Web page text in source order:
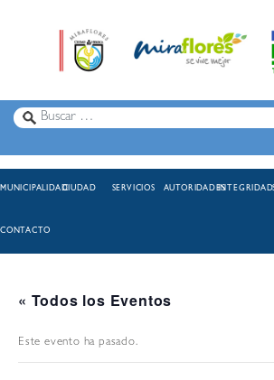
MUNICIPALIDADCIUDAD SERVICIOS AUTORIDADESINTEGRIDAD
CONTACTO
« Todos los Eventos
Este evento ha pasado.